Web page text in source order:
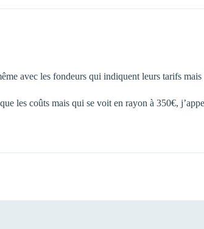
avec les fondeurs qui indiquent leurs tarifs
les coûts mais qui se voit en rayon à 350€,